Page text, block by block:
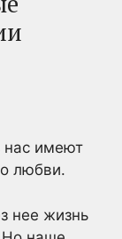
нас имеют
любви.
нее жизнь